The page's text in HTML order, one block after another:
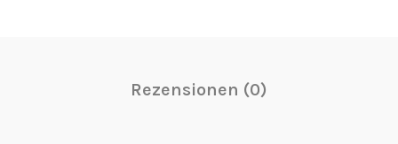
Rezensionen (0)